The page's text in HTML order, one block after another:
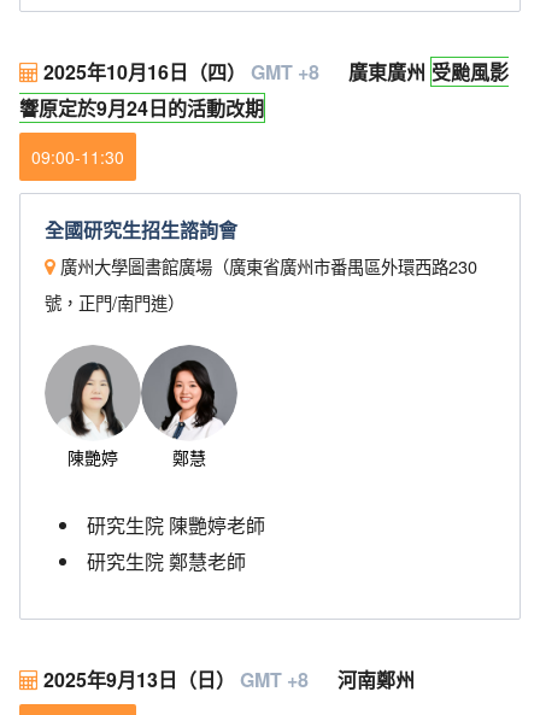
2025年10月16日（四） GMT +8 廣東廣州 受颱風影
響原定於9月24日的活動改期
09:00-11:30
全國研究生招生諮詢會
廣州大學圖書館廣場（廣東省廣州市番禺區外環西路230
號，正門/南門進）
陳艷婷 鄭慧
研究生院 陳艷婷老師
研究生院 鄭慧老師
2025年9月13日（日） GMT +8 河南鄭州